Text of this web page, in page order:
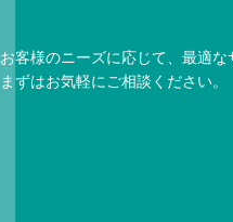
お客様のニーズに応じて、最適な
まずはお気軽にご相談ください。